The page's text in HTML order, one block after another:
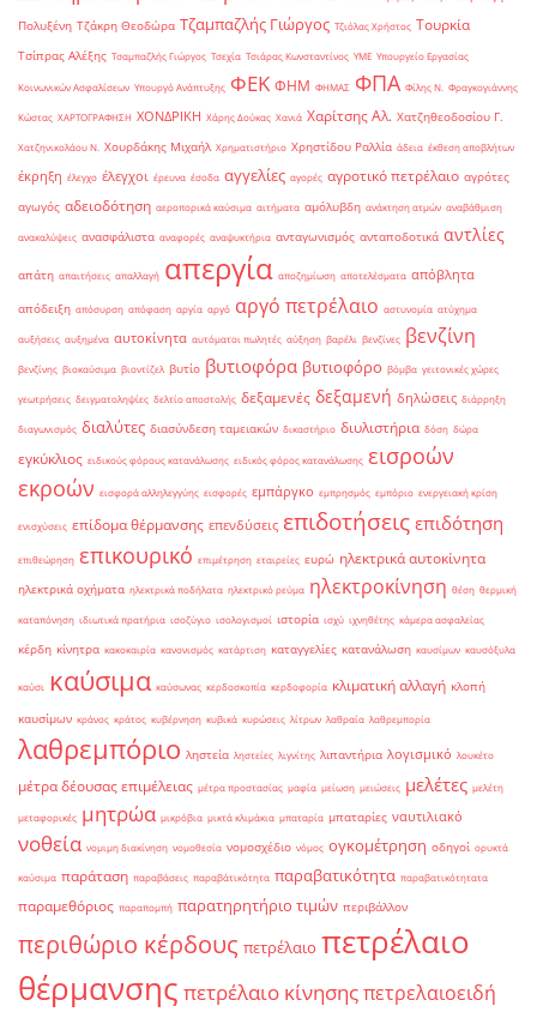
Πολυξένη Τζάκρη Θεοδώρα Τζαμπαζλής Γιώργος Τζιόλας Χρήστος Τουρκία
Τσίπρας Αλέξης Τσαμπαζλής Γιώργος Τσεχία Τσιάρας Κωνσταντίνος ΥΜΕ Υπουργείο Εργασίας
Κοινωνικών Ασφαλίσεων Υπουργό Ανάπτυξης ΦΕΚ ΦΗΜ ΦΗΜΑΣ ΦΠΑ Φίλης Ν. Φραγκογιάννης
Κώστας ΧΑΡΤΟΓΡΑΦΗΣΗ ΧΟΝΔΡΙΚΗ Χάρης Δούκας Χανιά Χαρίτσης Αλ. Χατζηθεοδοσίου Γ.
Χατζηνικολάου Ν. Χουρδάκης Μιχαήλ Χρηματιστήριο Χρηστίδου Ραλλία άδεια έκθεση αποβλήτων
έκρηξη έλεγχο έλεγχοι έρευνα έσοδα αγγελίες αγορές αγροτικό πετρέλαιο αγρότες
αγωγός αδειοδότηση αεροπορικά καύσιμα αιτήματα αμόλυβδη ανάκτηση ατμών αναβάθμιση
ανακαλύψεις ανασφάλιστα αναφορές αναψυκτήρια ανταγωνισμός ανταποδοτικά αντλίες
απάτη απαιτήσεις απαλλαγή απεργία αποζημίωση αποτελέσματα απόβλητα
απόδειξη απόσυρση απόφαση αργία αργό αργό πετρέλαιο αστυνομία ατύχημα
αυξήσεις αυξημένα αυτοκίνητα αυτόματοι πωλητές αύξηση βαρέλι βενζίνες βενζίνη
βενζίνης βιοκαύσιμα βιοντίζελ βυτίο βυτιοφόρα βυτιοφόρο βόμβα γειτονικές χώρες
γεωτρήσεις δειγματοληψίες δελτίο αποστολής δεξαμενές δεξαμενή δηλώσεις διάρρηξη
διαγωνισμός διαλύτες διασύνδεση ταμειακών δικαστήριο διυλιστήρια δόση δώρα
εγκύκλιος ειδικούς φόρους κατανάλωσης ειδικός φόρος κατανάλωσης εισροών
εκροών εισφορά αλληλεγγύης εισφορές εμπάργκο εμπρησμός εμπόριο ενεργειακή κρίση
ενισχύσεις επίδομα θέρμανσης επενδύσεις επιδοτήσεις επιδότηση
επιθεώρηση επικουρικό επιμέτρηση εταιρείες ευρώ ηλεκτρικά αυτοκίνητα
ηλεκτρικά οχήματα ηλεκτρικά ποδήλατα ηλεκτρικό ρεύμα ηλεκτροκίνηση θέση θερμική
καταπόνηση ιδιωτικά πρατήρια ισοζύγιο ισολογισμοί ιστορία ισχύ ιχνηθέτης κάμερα ασφαλείας
κέρδη κίνητρα κακοκαιρία κανονισμός κατάρτιση καταγγελίες κατανάλωση καυσίμων καυσόξυλα
καύσι καύσιμα καύσωνας κερδοσκοπία κερδοφορία κλιματική αλλαγή κλοπή
καυσίμων κράνος κράτος κυβέρνηση κυβικά κυρώσεις λίτρων λαθραία λαθρεμπορία
λαθρεμπόριο ληστεία ληστείες λιγνίτης λιπαντήρια λογισμικό λουκέτο
μέτρα δέουσας επιμέλειας μέτρα προστασίας μαφία μείωση μειώσεις μελέτες μελέτη
μεταφορικές μητρώα μικρόβια μικτά κλιμάκια μπαταρία μπαταρίες ναυτιλιακό
νοθεία νομιμη διακίνηση νομοθεσία νομοσχέδιο νόμος ογκομέτρηση οδηγοί ορυκτά
καύσιμα παράταση παραβάσεις παραβάτικότητα παραβατικότητα παραβατικότητατα
παραμεθόριος παραπομπή παρατηρητήριο τιμών περιβάλλον
περιθώριο κέρδους πετρέλαιο πετρέλαιο
θέρμανσης πετρέλαιο κίνησηςπετρελαιοειδή